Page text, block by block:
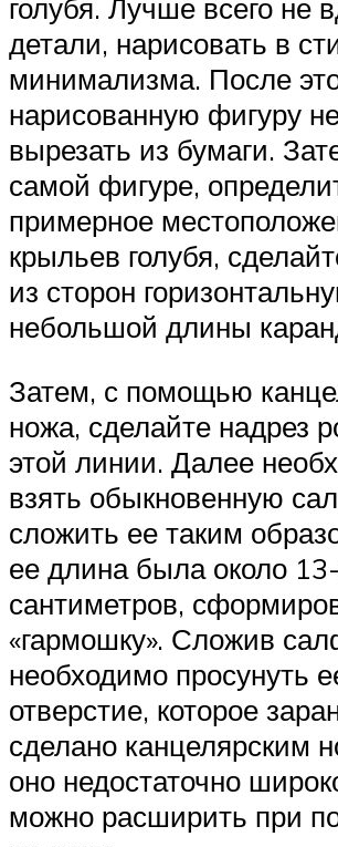
голубя. Лучше всего не
детали, нарисовать в
минимализма. После
нарисованную фигуру
вырезать из бумаги.
самой фигуре,
примерное
крыльев голубя,
из сторон
небольшой длины
Затем, с помощью
ножа, сделайте надрез
этой линии. Далее
взять обыкновенную
сложить ее таким
ее длина была около
сантиметров,
«гармошку». Сложив
необходимо просунуть
отверстие, которое
сделано канцелярским
оно недостаточно
можно расширить при